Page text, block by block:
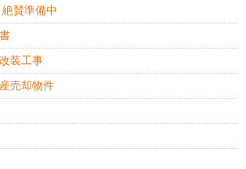
賛準備中
装工事
売却物件